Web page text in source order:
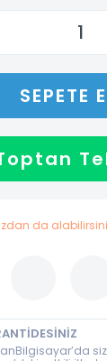
SEPETE
da